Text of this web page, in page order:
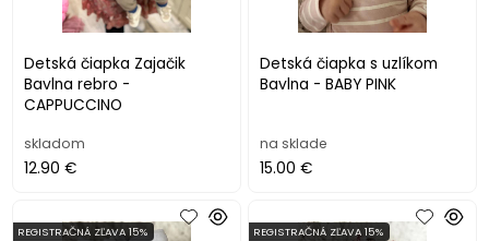
Detská čiapka Zajačik
Bavlna rebro -
CAPPUCCINO
skladom
12.90 €
Detská čiapka s uzlíkom
Bavlna - BABY PINK
na sklade
15.00 €
REGISTRAČNÁ ZĽAVA 15% REGISTRAČNÁ ZĽAVA 15%